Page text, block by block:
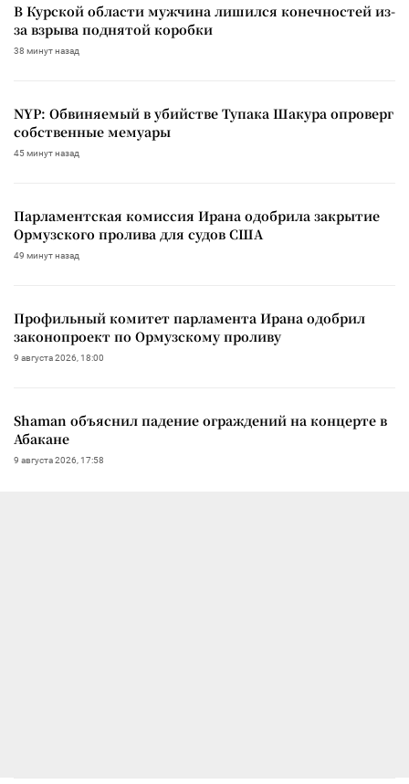
В Курской области мужчина лишился конечностей из-
за взрыва поднятой коробки
38 минут назад
NYP: Обвиняемый в убийстве Тупака Шакура опроверг
собственные мемуары
45 минут назад
Парламентская комиссия Ирана одобрила закрытие
Ормузского пролива для судов США
49 минут назад
Профильный комитет парламента Ирана одобрил
законопроект по Ормузскому проливу
9 августа 2026, 18:00
Shaman объяснил падение ограждений на концерте в
Абакане
9 августа 2026, 17:58